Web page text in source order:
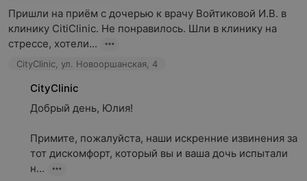
Пришли на приём с дочерью к врачу Войтиковой И.В. в
клинику CitiClinic. Не понравилось. Шли в клинику на
стрессе, хотели...
CityClinic, ул. Новооршанская, 4
CityClinic
Добрый день, Юлия!
Примите, пожалуйста, наши искренние извинения за
тот дискомфорт, который вы и ваша дочь испытали
н...